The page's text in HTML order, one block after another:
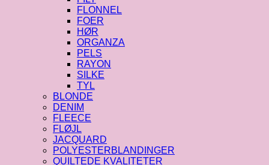
FLONNEL
FOER
HØR
ORGANZA
PELS
RAYON
SILKE
TYL
BLONDE
DENIM
FLEECE
FLØJL
JACQUARD
POLYESTERBLANDINGER
QUILTEDE KVALITETER